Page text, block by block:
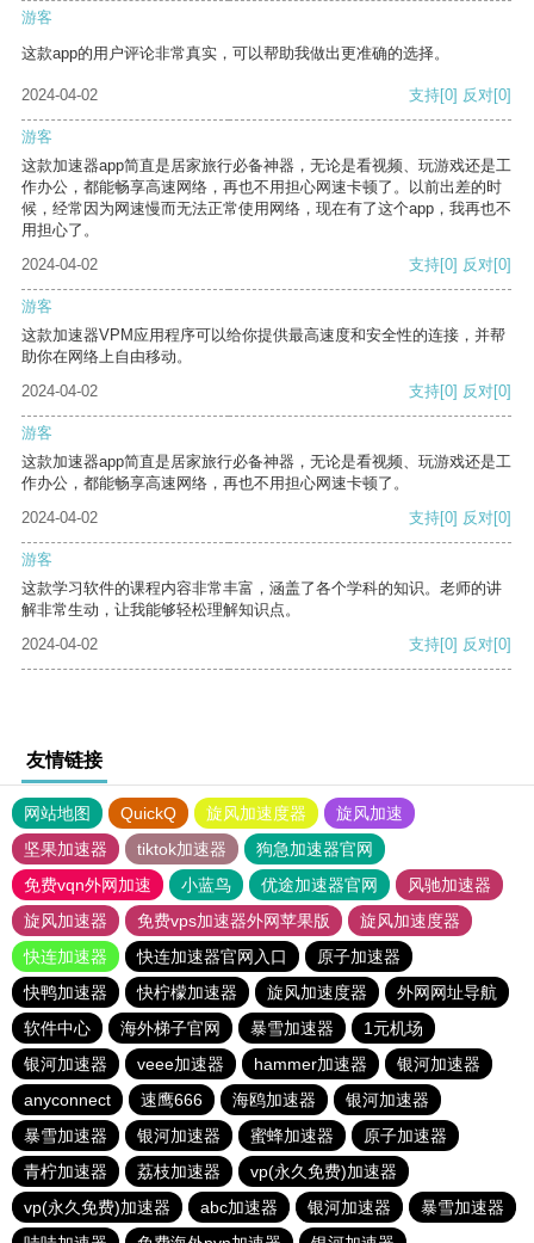
游客
这款app的用户评论非常真实，可以帮助我做出更准确的选择。
2024-04-02 支持[0] 反对[0]
游客
这款加速器app简直是居家旅行必备神器，无论是看视频、玩游戏还是工
作办公，都能畅享高速网络，再也不用担心网速卡顿了。以前出差的时
候，经常因为网速慢而无法正常使用网络，现在有了这个app，我再也不
用担心了。
2024-04-02
支持[0] 反对[0]
游客
这款加速器VPM应用程序可以给你提供最高速度和安全性的连接，并帮
助你在网络上自由移动。
2024-04-02
支持[0] 反对[0]
游客
这款加速器app简直是居家旅行必备神器，无论是看视频、玩游戏还是工
作办公，都能畅享高速网络，再也不用担心网速卡顿了。
2024-04-02
支持[0] 反对[0]
游客
这款学习软件的课程内容非常丰富，涵盖了各个学科的知识。老师的讲
解非常生动，让我能够轻松理解知识点。
2024-04-02
支持[0] 反对[0]
友情链接
网站地图 QuickQ 旋风加速度器
旋风加速
坚果加速器
tiktok加速器
狗急加速器官网
免费vqn外网加速
小蓝鸟 优途加速器官网
风驰加速器
旋风加速器
免费vps加速器外网苹果版
旋风加速度器
快连加速器
快连加速器官网入口
原子加速器
快鸭加速器
快柠檬加速器 旋风加速度器
外网网址导航
软件中心
海外梯子官网 暴雪加速器
1元机场
银河加速器
veee加速器 hammer加速器
银河加速器
anyconnect
速鹰666 海鸥加速器
银河加速器
暴雪加速器
银河加速器 蜜蜂加速器
原子加速器
青柠加速器
荔枝加速器
vp(永久免费)加速器
vp(永久免费)加速器
abc加速器 银河加速器
暴雪加速器